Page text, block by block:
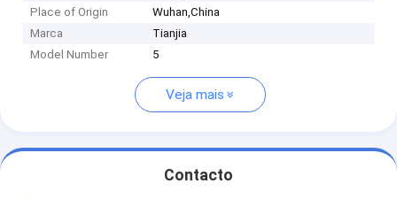
Place of Origin
Wuhan,China
Marca
Tianjia
Model Number
5
Veja mais
Contacto